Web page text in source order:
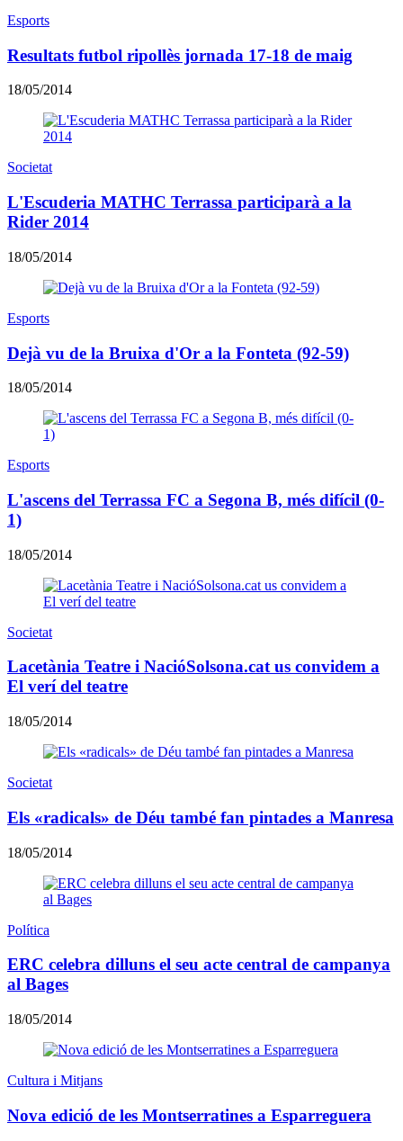
Esports
Resultats futbol ripollès jornada 17-18 de maig
18/05/2014
Societat
L'Escuderia MATHC Terrassa participarà a la
Rider 2014
18/05/2014
Esports
Dejà vu de la Bruixa d'Or a la Fonteta (92-59)
18/05/2014
Esports
L'ascens del Terrassa FC a Segona B, més difícil (0-
1)
18/05/2014
Societat
Lacetània Teatre i NacióSolsona.cat us convidem a
El verí del teatre
18/05/2014
Societat
Els «radicals» de Déu també fan pintades a Manresa
18/05/2014
Política
ERC celebra dilluns el seu acte central de campanya
al Bages
18/05/2014
Cultura i Mitjans
Nova edició de les Montserratines a Esparreguera